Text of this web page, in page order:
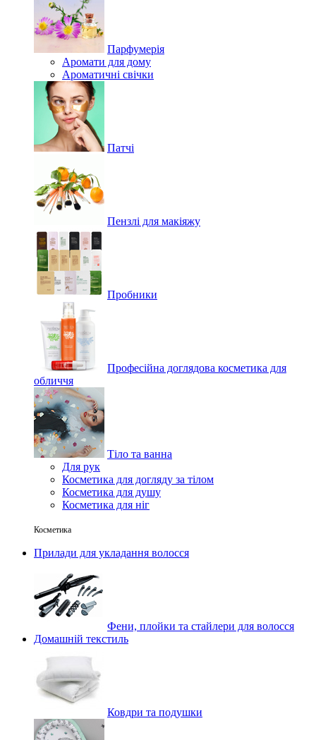
Парфумерія
Аромати для дому
Ароматичні свічки
Патчі
Пензлі для макіяжу
Пробники
Професійна доглядова косметика для
обличчя
Тіло та ванна
Для рук
Косметика для догляду за тілом
Косметика для душу
Косметика для ніг
Косметика
Прилади для укладання волосся
Фени, плойки та стайлери для волосся
Домашній текстиль
Ковдри та подушки